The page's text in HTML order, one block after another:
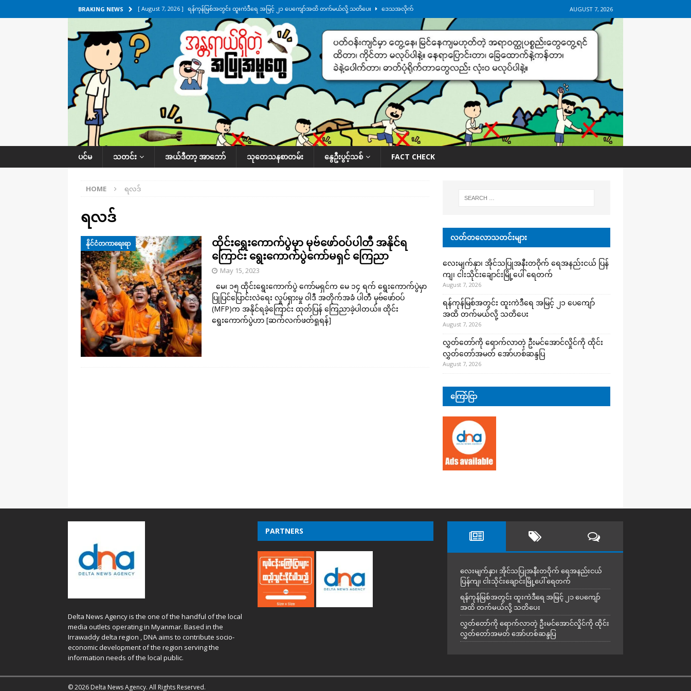
BRAKING NEWS [ August 7, 2026 ] ရန်ကုန်မြစ်အတွင်း ထူးကဲဒီရေ အ​မြင့် ၂၁ ပေကျော်အထိ တက်မယ်လို့ သတိပေး ဒေသအလိုက်
သတင်းကဏ္ဍ
[ August 7, 2026 ] လွှတ်တော်ကို ရောက်လာတဲ့ ဦးမင်အောင်လှိုင်ကို ထိုင်းလွှတ်တော်အမတ် အော်ဟစ်ဆန္ဒပြ
UNCATEGORIZED
[ August 6, 2026 ] တာကျိုးပြီး ခုနှစ်ရက်မြောက်နေ့မှာ ငသိုင်းချောင်းမြို့ကို ရေစတင်ရောက်ရှိ ဒေသအလိုက် သတင်း
[ August 6, 2026 ] လေးမျက်နှာမှာ ရေဘေးကူနေတဲ့ ငသိုင်းချောင်းဒေသခံ လူငယ်တဦး ရေစီးနဲ့မျောပါသေဆုံး
အလိုက် သတင်းကဏ္ဍ
[ August 7, 2026 ] လေးမျက်နှာ၊ အိုင်သပြုအနီးတဝိုက် ရေအနည်းငယ် ပြန်ကျ၊ ငါးသိုင်းချောင်းမြို့ပေါ် ရေတက်
ဒေသအလိုက် သတင်းကဏ္ဍ
AUGUST 7, 2026
ပင်မ သတင်း အယ်ဒီတာ့ အာဘော် သုတေသနစာတမ်း နွေဦးပွင့်သစ် FACT CHECK
HOME ရလဒ်
ရလဒ်
နိုင်ငံတကာရေးရာ
ထိုင်းရွေးကောက်ပွဲမှာ မုဗ်ဖော်ဝပ်ပါတီ အနိုင်ရ
ကြောင်း ရွေးကောက်ပွဲကော်မရှင် ကြေညာ
May 15, 2023
မေ၊ ၁၅ ထိုင်းရွေးကောက်ပွဲ ကော်မရှင်က မေ ၁၄ ရက် ရွေးကောက်ပွဲမှာ
ပြုပြင်ပြောင်းလဲရေး လှုပ်ရှားမှု ဝါဒီ အတိုက်အခံ ပါတီ မုဗ်ဖော်ဝပ်
(MFP)က အနိုင်ရခဲ့ကြောင်း ထုတ်ပြန် ကြေညာခဲ့ပါတယ်။ ထိုင်း
ရွေးကောက်ပွဲဟာ [ဆက်လက်ဖတ်ရှုရန်]
လတ်တလောသတင်းများ
လေးမျက်နှာ၊ အိုင်သပြုအနီးတဝိုက် ရေအနည်းငယ် ပြန်
ကျ၊ ငါးသိုင်းချောင်းမြို့ပေါ် ရေတက်
August 7, 2026
ရန်ကုန်မြစ်အတွင်း ထူးကဲဒီရေ အ​မြင့် ၂၁ ပေကျော်
အထိ တက်မယ်လို့ သတိပေး
August 7, 2026
လွှတ်တော်ကို ရောက်လာတဲ့ ဦးမင်အောင်လှိုင်ကို ထိုင်း
လွှတ်တော်အမတ် အော်ဟစ်ဆန္ဒပြ
August 7, 2026
ကြော်ငြာ
Delta News Agency is the one of the handful of the local
media outlets operating in Myanmar. Based in the
Irrawaddy delta region , DNA aims to contribute socio-
economic development of the region serving the
information needs of the local public.
PARTNERS
လေးမျက်နှာ၊ အိုင်သပြုအနီးတဝိုက် ရေအနည်းငယ်
ပြန်ကျ၊ ငါးသိုင်းချောင်းမြို့ပေါ် ရေတက်
ရန်ကုန်မြစ်အတွင်း ထူးကဲဒီရေ အ​မြင့် ၂၁ ပေကျော်
အထိ တက်မယ်လို့ သတိပေး
လွှတ်တော်ကို ရောက်လာတဲ့ ဦးမင်အောင်လှိုင်ကို ထိုင်း
လွှတ်တော်အမတ် အော်ဟစ်ဆန္ဒပြ
© 2026 Delta News Agency. All Rights Reserved.